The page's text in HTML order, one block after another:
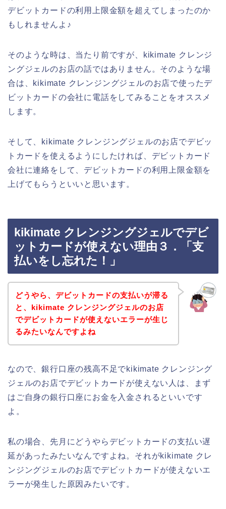
デビットカードの利用上限金額を超えてしまったのか
もしれませんよ♪
そのような時は、当たり前ですが、kikimate クレンジ
ングジェルのお店の話ではありません。そのような場
合は、kikimate クレンジングジェルのお店で使ったデ
ビットカードの会社に電話をしてみることをオススメ
します。
そして、kikimate クレンジングジェルのお店でデビッ
トカードを使えるようにしたければ、デビットカード
会社に連絡をして、デビットカードの利用上限金額を
上げてもらうといいと思います。
kikimate クレンジングジェルでデビ
ットカードが使えない理由３．「支
払いをし忘れた！」
どうやら、デビットカードの支払いが滞る
と、kikimate クレンジングジェルのお店
でデビットカードが使えないエラーが生じ
るみたいなんですよね
なので、銀行口座の残高不足でkikimate クレンジング
ジェルのお店でデビットカードが使えない人は、まず
はご自身の銀行口座にお金を入金されるといいです
よ。
私の場合、先月にどうやらデビットカードの支払い遅
延があったみたいなんですよね。それがkikimate クレ
ンジングジェルのお店でデビットカードが使えないエ
ラーが発生した原因みたいです。